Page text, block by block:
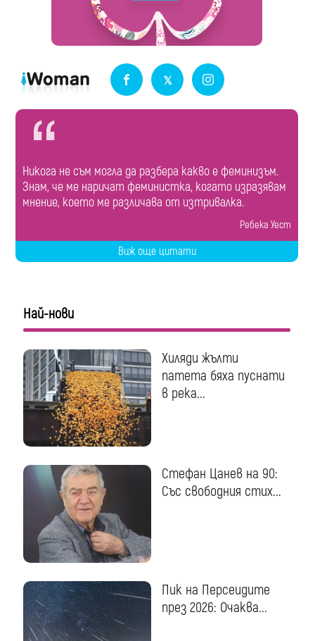
Никога не съм могла да разбера какво е феминизъм.
Знам, че ме наричат феминистка, когато изразявам
мнение, което ме различава от изтривалка.
Ребека Уест
Виж още цитати
Най-нови
Хиляди жълти
патета бяха пуснати
в река...
Стефан Цанев на 90:
Със свободния стих...
Пик на Персеидите
през 2026: Очаква...